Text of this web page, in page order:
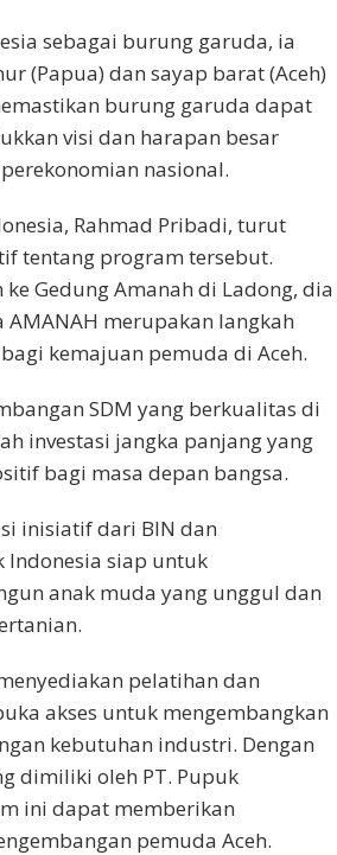
sebagai burung garuda, ia
(Papua) dan sayap barat (Aceh)
burung garuda dapat
visi dan harapan besar
nasional.
Rahmad Pribadi, turut
tentang program tersebut.
Gedung Amanah di Ladong, dia
merupakan langkah
kemajuan pemuda di Aceh.
SDM yang berkualitas di
investasi jangka panjang yang
bagi masa depan bangsa.
inisiatif dari BIN dan
Indonesia siap untuk
anak muda yang unggul dan
pelatihan dan
akses untuk mengembangkan
kebutuhan industri. Dengan
dimiliki oleh PT. Pupuk
ini dapat memberikan
pemuda Aceh.